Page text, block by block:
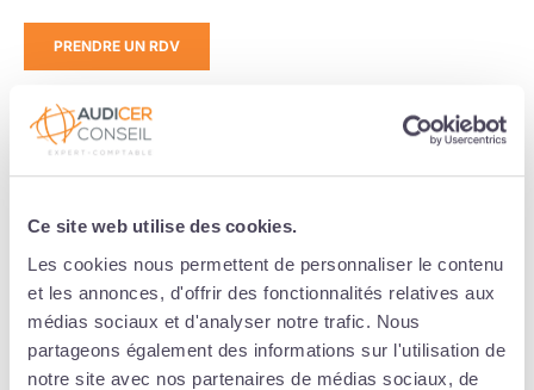
Ce site web utilise des cookies.
Les cookies nous permettent de personnaliser le contenu
et les annonces, d'offrir des fonctionnalités relatives aux
médias sociaux et d'analyser notre trafic. Nous
partageons également des informations sur l'utilisation de
notre site avec nos partenaires de médias sociaux, de
PRENDRE UN RDV
Expertise en Retraite et Protection Sociale
: Anticipez votre avenir,
Grâce à l’expertise de notre cabinet comptable
spécialisé en gestion de patrimoine et à nos
partenaires, préparez votre retraite etsécurisez
votre protection sociale. Nos experts réalisent un
audit complet de votre protection sociale et vous
aident à organiser sereinement la fin de vie.